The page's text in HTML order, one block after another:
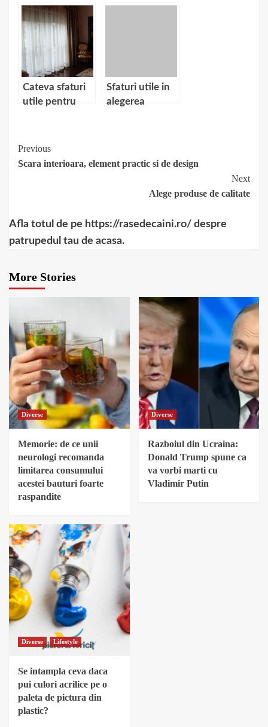
unui loc de
munca
preveni
Cateva sfaturi
utile pentru
perfecte
Sfaturi utile in
alegerea
Continue
Reading
Previous
Scara interioara, element practic si de design
Next
Alege produse de calitate
Afla totul de pe https://rasedecaini.ro/ despre
patrupedul tau de acasa.
More Stories
Diverse
Memorie: de ce unii
neurologi recomanda
limitarea consumului
acestei bauturi foarte
raspandite
Diverse
Razboiul din Ucraina:
Donald Trump spune ca
va vorbi marti cu
Vladimir Putin
Diverse Lifestyle
Se intampla ceva daca
pui culori acrilice pe o
paleta de pictura din
plastic?